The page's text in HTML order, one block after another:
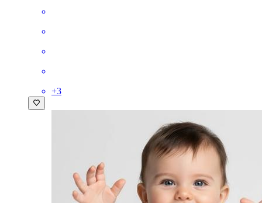
+3